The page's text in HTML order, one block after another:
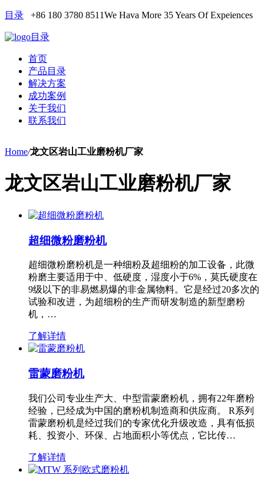
目录 +86 180 3780 8511We Hava More 35 Years Of Expeiences
目录
首页
产品目录
解决方案
成功案例
关于我们
联系我们
Home/龙文区岩山工业磨粉机厂家
龙文区岩山工业磨粉机厂家
超细微粉磨粉机
超细微粉磨粉机是一种细粉及超细粉的加工设备，此微
粉磨主要适用于中、低硬度，湿度小于6%，莫氏硬度在
9级以下的非易燃易爆的非金属物料。它是经过20多次的
试验和改进，为超细粉的生产而研发制造的新型磨粉
机，…
了解详情
雷蒙磨粉机
我们公司专业生产大、中型雷蒙磨粉机，拥有22年磨粉
经验，已经成为中国的磨粉机制造商和供应商。 R系列
雷蒙磨粉机是经过我们的专家优化升级改造，具有低损
耗、投资小、环保、占地面积小等优点，它比传…
了解详情